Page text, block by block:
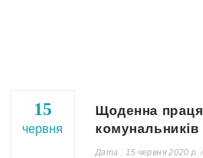
15
червня
Щоденна праця
комунальників
Дата : 15 червня 2020 р.